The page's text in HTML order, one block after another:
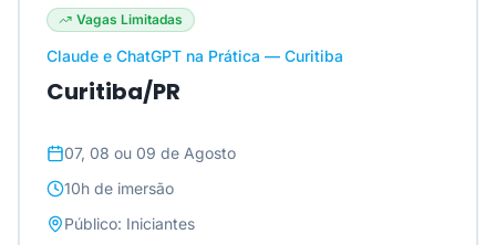
Vagas Limitadas
Claude e ChatGPT na Prática — Curitiba
Curitiba/PR
07, 08 ou 09 de Agosto
10h de imersão
Público: Iniciantes